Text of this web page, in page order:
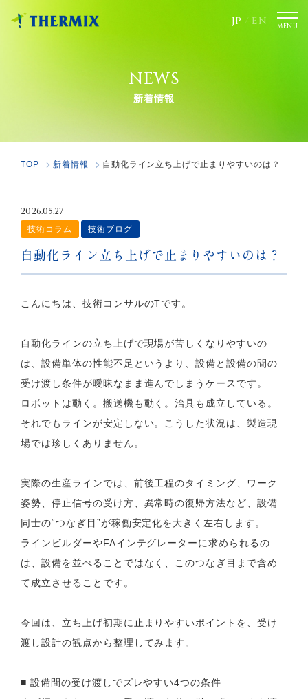
JP / EN
NEWS
新着情報
TOP 新着情報 自動化ライン立ち上げで止まりやすいのは？
2026.05.27
技術コラム 技術ブログ
自動化ライン立ち上げで止まりやすいのは？
こんにちは、技術コンサルのTです。
自動化ラインの立ち上げで現場が苦しくなりやすいの
は、設備単体の性能不足というより、設備と設備の間の
受け渡し条件が曖昧なまま進んでしまうケースです。
ロボットは動く。搬送機も動く。治具も成立している。
それでもラインが安定しない。こうした状況は、製造現
場では珍しくありません。
実際の生産ラインでは、前後工程のタイミング、ワーク
姿勢、停止信号の受け方、異常時の復帰方法など、設備
同士の“つなぎ目”が稼働安定化を大きく左右します。
ラインビルダーやFAインテグレーターに求められるの
は、設備を並べることではなく、このつなぎ目まで含め
て成立させることです。
今回は、立ち上げ初期に止まりやすいポイントを、受け
渡し設計の観点から整理してみます。
■ 設備間の受け渡しでズレやすい4つの条件